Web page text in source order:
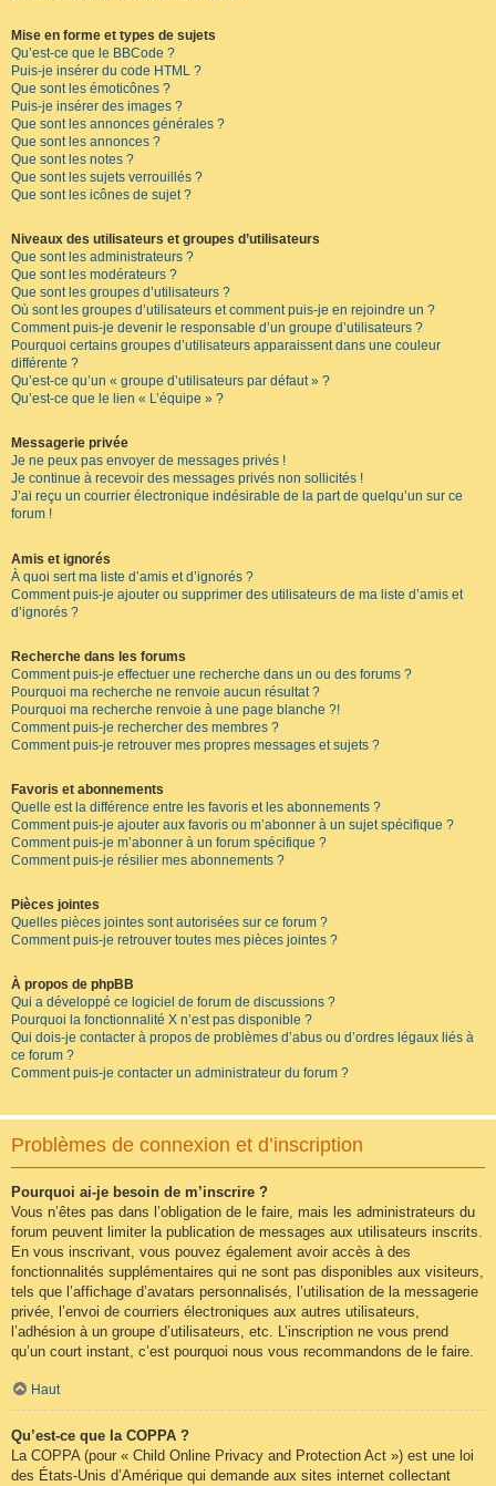
Mise en forme et types de sujets
Qu’est-ce que le BBCode ?
Puis-je insérer du code HTML ?
Que sont les émoticônes ?
Puis-je insérer des images ?
Que sont les annonces générales ?
Que sont les annonces ?
Que sont les notes ?
Que sont les sujets verrouillés ?
Que sont les icônes de sujet ?
Niveaux des utilisateurs et groupes d’utilisateurs
Que sont les administrateurs ?
Que sont les modérateurs ?
Que sont les groupes d’utilisateurs ?
Où sont les groupes d’utilisateurs et comment puis-je en rejoindre un ?
Comment puis-je devenir le responsable d’un groupe d’utilisateurs ?
Pourquoi certains groupes d’utilisateurs apparaissent dans une couleur
différente ?
Qu’est-ce qu’un « groupe d’utilisateurs par défaut » ?
Qu’est-ce que le lien « L’équipe » ?
Messagerie privée
Je ne peux pas envoyer de messages privés !
Je continue à recevoir des messages privés non sollicités !
J’ai reçu un courrier électronique indésirable de la part de quelqu’un sur ce
forum !
Amis et ignorés
À quoi sert ma liste d’amis et d’ignorés ?
Comment puis-je ajouter ou supprimer des utilisateurs de ma liste d’amis et
d’ignorés ?
Recherche dans les forums
Comment puis-je effectuer une recherche dans un ou des forums ?
Pourquoi ma recherche ne renvoie aucun résultat ?
Pourquoi ma recherche renvoie à une page blanche ?!
Comment puis-je rechercher des membres ?
Comment puis-je retrouver mes propres messages et sujets ?
Favoris et abonnements
Quelle est la différence entre les favoris et les abonnements ?
Comment puis-je ajouter aux favoris ou m’abonner à un sujet spécifique ?
Comment puis-je m’abonner à un forum spécifique ?
Comment puis-je résilier mes abonnements ?
Pièces jointes
Quelles pièces jointes sont autorisées sur ce forum ?
Comment puis-je retrouver toutes mes pièces jointes ?
À propos de phpBB
Qui a développé ce logiciel de forum de discussions ?
Pourquoi la fonctionnalité X n’est pas disponible ?
Qui dois-je contacter à propos de problèmes d’abus ou d’ordres légaux liés à
ce forum ?
Comment puis-je contacter un administrateur du forum ?
Problèmes de connexion et d’inscription
Pourquoi ai-je besoin de m’inscrire ?
Vous n’êtes pas dans l’obligation de le faire, mais les administrateurs du
forum peuvent limiter la publication de messages aux utilisateurs inscrits.
En vous inscrivant, vous pouvez également avoir accès à des
fonctionnalités supplémentaires qui ne sont pas disponibles aux visiteurs,
tels que l’affichage d’avatars personnalisés, l’utilisation de la messagerie
privée, l’envoi de courriers électroniques aux autres utilisateurs,
l’adhésion à un groupe d’utilisateurs, etc. L’inscription ne vous prend
qu’un court instant, c’est pourquoi nous vous recommandons de le faire.
Haut
Qu’est-ce que la COPPA ?
La COPPA (pour « Child Online Privacy and Protection Act ») est une loi
des États-Unis d’Amérique qui demande aux sites internet collectant